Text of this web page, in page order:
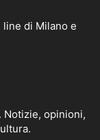
Notizie, opinioni,